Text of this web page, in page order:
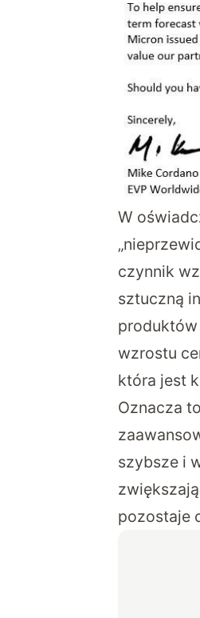
W
czynnik
sztuczną
wzrostu
która jest
Oznacza
szybsze i
pozostaje